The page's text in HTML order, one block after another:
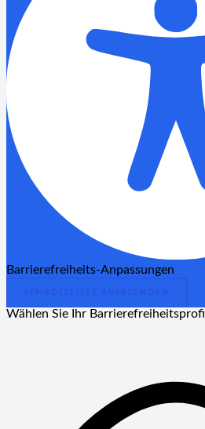
Barrierefreiheits-Anpassungen
Wählen Sie Ihr Barrierefreiheitsprofil